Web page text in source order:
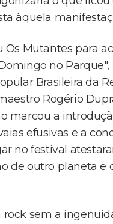
àquela
Os Mutantes para
no Parque",
Brasileira da
Rogério
marcou a
efusivas e a
no festival
de outro planeta e
sem a